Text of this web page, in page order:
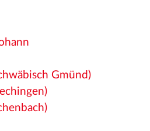
Gmünd)